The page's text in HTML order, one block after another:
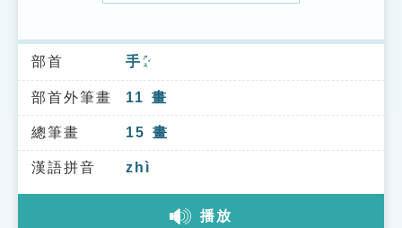
索引選單
知識索引
單字索引
生命大百科索引
部首 手 ㄕㄡˇ
部首外筆畫 11 畫
總筆畫 15 畫
漢語拼音 zhì
播放